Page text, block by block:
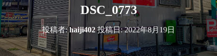
切
り
替
え
DSC_0773
投稿者:haiji402 投稿日:2022年8月19日